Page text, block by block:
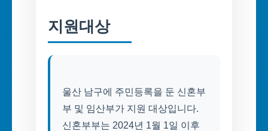
지원대상
울산 남구에 주민등록을 둔 신혼부
부 및 임산부가 지원 대상입니다.
신혼부부는 2024년 1월 1일 이후